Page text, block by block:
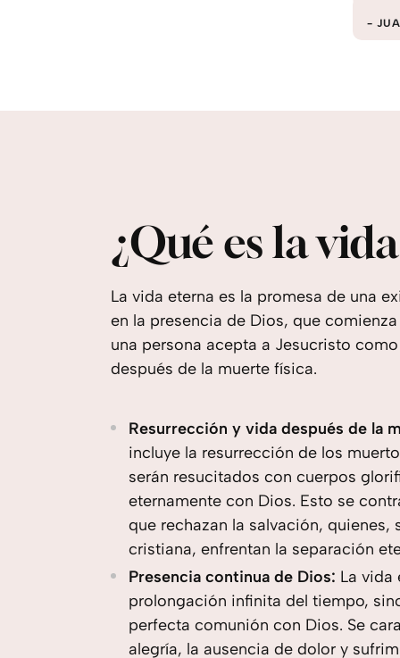
¿Qué es la
La vida eterna es la promesa de una
en la presencia de Dios, que
una persona acepta a Jesucristo
después de la muerte física.
Resurrección y vida después de la
incluye la resurrección de los
serán resucitados con cuerpos
eternamente con Dios. Esto se
que rechazan la salvación, quienes,
cristiana, enfrentan la separación
Presencia continua de Dios: La vida
prolongación infinita del tiempo,
perfecta comunión con Dios. Se
alegría, la ausencia de dolor y